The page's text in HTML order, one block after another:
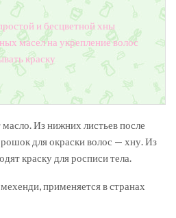
и бесцветной хны
масел на укрепление волос
краску
масло.Из нижних листьев после
для окраски волос — хну. Из
краску для росписи тела.
применяется в странах